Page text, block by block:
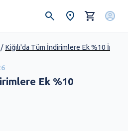
/ Kiğılı'da Tüm İndirimlere Ek %10
Ek %10